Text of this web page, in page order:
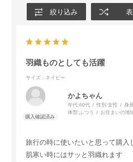
絞り込み
羽織ものとしても活躍
サイズ：ネイビー
かよちゃん
年代:60代 性別:女性 身
体型: ふつう お住まいの地
旅行の時に使いたいと思って購入
肌寒い時にはサッと羽織れます